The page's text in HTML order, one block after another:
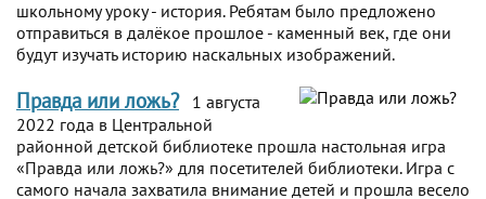
школьному уроку - история. Ребятам было предложено
отправиться в далёкое прошлое - каменный век, где они
будут изучать историю наскальных изображений.
Правда или ложь?
1 августа
2022 года в Центральной
районной детской библиотеке прошла настольная игра
«Правда или ложь?» для посетителей библиотеки. Игра с
самого начала захватила внимание детей и прошла весело